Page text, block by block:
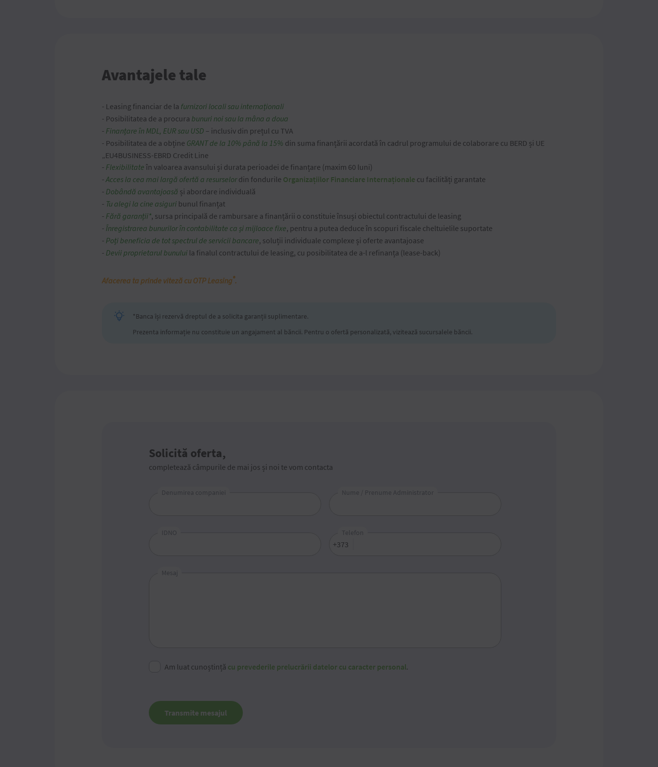
Avantajele tale
- Leasing financiar de la furnizori locali sau internaționali
- Posibilitatea de a procura bunuri noi sau la mâna a doua
- Finanțare în MDL, EUR sau USD – inclusiv din prețul cu TVA
- Posibilitatea de a obține GRANT de la 10% până la 15% din suma finanțării acordată în cadrul programului de colaborare cu BERD și UE
„EU4BUSINESS-EBRD Credit Line
- Flexibilitate în valoarea avansului și durata perioadei de finanțare (maxim 60 luni)
-Acces la cea mai largă ofertă a resurselordin fondurile Organizațiilor Financiare Internaționale cu facilități garantate
- Dobândă avantajoasă și abordare individuală
- Tu alegi la cine asiguri bunul finanțat
- Fără garanții*, sursa principală de rambursare a finanțării o constituie însuși obiectul contractului de leasing
- Înregistrarea bunurilor în contabilitate ca și mijloace fixe, pentru a putea deduce în scopuri fiscale cheltuielile suportate
- Poți beneficia de tot spectrul de servicii bancare, soluții individuale complexe și oferte avantajoase
- Devii proprietarul bunului la finalul contractului de leasing, cu posibilitatea de a-l refinanța (lease-back)
Afacerea ta prinde viteză cu OTP Leasing®.
*Banca își rezervă dreptul de a solicita garanții suplimentare.
Prezenta informație nu constituie un angajament al băncii. Pentru o ofertă personalizată, vizitează sucursalele băncii.
Solicită oferta,
completează câmpurile de mai jos și noi te vom contacta
Denumirea companiei Nume / Prenume Administrator
IDNO
+373
Telefon
Mesaj
Am luat cunoștință cu prevederile prelucrării datelor cu caracter personal.
Transmite mesajul